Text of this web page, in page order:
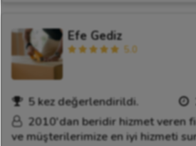
Efe Gediz
5.0
5 kez değerlendirildi.
2010'dan beridir hizmet veren
ve müşterilerimize en iyi hizmeti